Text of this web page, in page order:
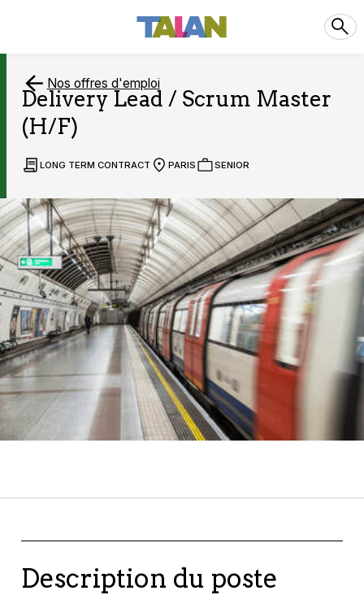
Nos offres d'emploi
Delivery Lead / Scrum Master
(H/F)
LONG TERM CONTRACT PARIS SENIOR
Description du poste